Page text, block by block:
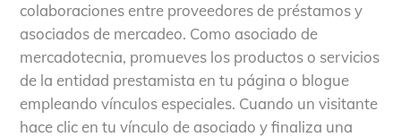
colaboraciones entre proveedores de préstamos y
asociados de mercadeo. Como asociado de
mercadotecnia, promueves los productos o servicios
de la entidad prestamista en tu página o blogue
empleando vínculos especiales. Cuando un visitante
hace clic en tu vínculo de asociado y finaliza una